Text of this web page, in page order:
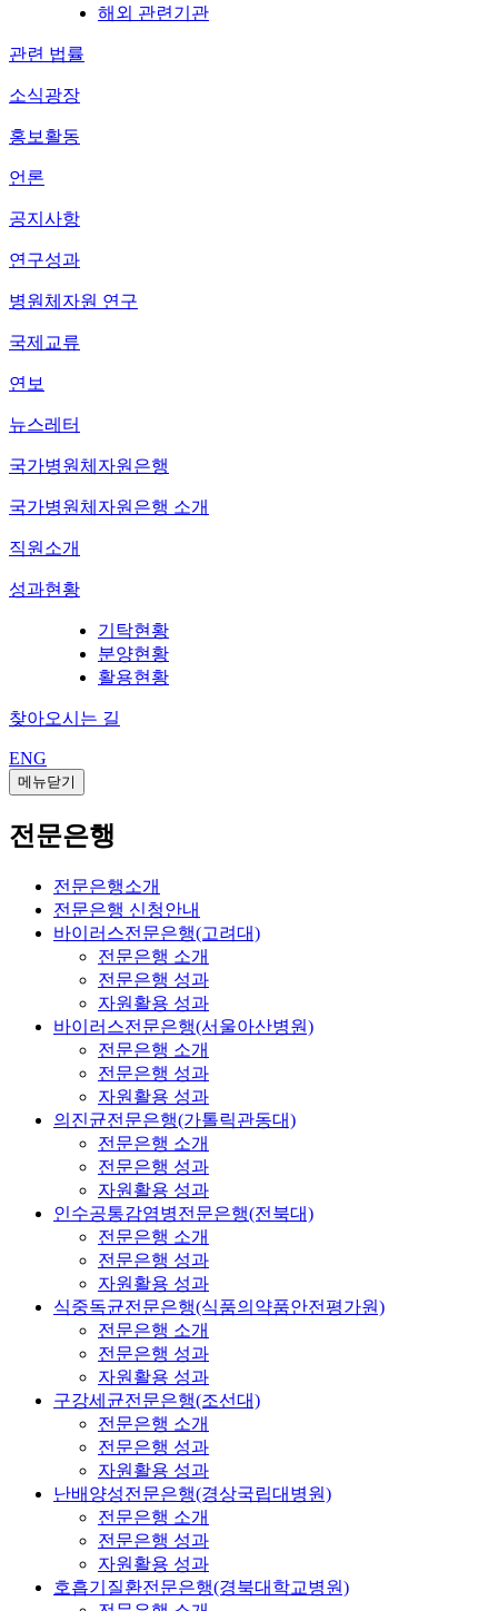
해외 관련기관
관련 법률
소식광장
홍보활동
언론
공지사항
연구성과
병원체자원 연구
국제교류
연보
뉴스레터
국가병원체자원은행
국가병원체자원은행 소개
직원소개
성과현황
기탁현황
분양현황
활용현황
찾아오시는 길
ENG
메뉴닫기
전문은행
전문은행소개
전문은행 신청안내
바이러스전문은행(고려대)
전문은행 소개
전문은행 성과
자원활용 성과
바이러스전문은행(서울아산병원)
전문은행 소개
전문은행 성과
자원활용 성과
의진균전문은행(가톨릭관동대)
전문은행 소개
전문은행 성과
자원활용 성과
인수공통감염병전문은행(전북대)
전문은행 소개
전문은행 성과
자원활용 성과
식중독균전문은행(식품의약품안전평가원)
전문은행 소개
전문은행 성과
자원활용 성과
구강세균전문은행(조선대)
전문은행 소개
전문은행 성과
자원활용 성과
난배양성전문은행(경상국립대병원)
전문은행 소개
전문은행 성과
자원활용 성과
호흡기질환전문은행(경북대학교병원)